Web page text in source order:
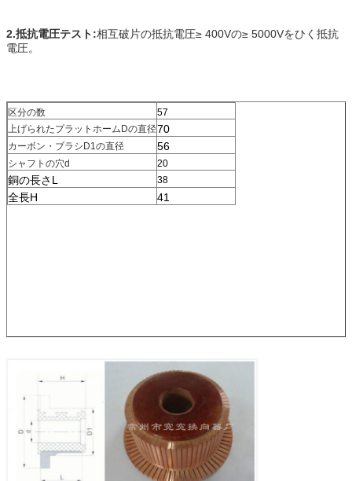
2.抵抗電圧テスト:相互破片の抵抗電圧≥ 400Vの≥ 5000Vをひく抵抗
電圧。
区分の数
57
上げられたプラットホームDの直径70
カーボン・ブラシD1の直径 56
シャフトの穴d 20
銅の長さL 38
全長H 41